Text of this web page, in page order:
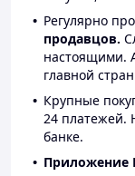
Регулярно
продавцов.
настоящими.
главной
Крупные
24 платежей.
банке.
Приложение